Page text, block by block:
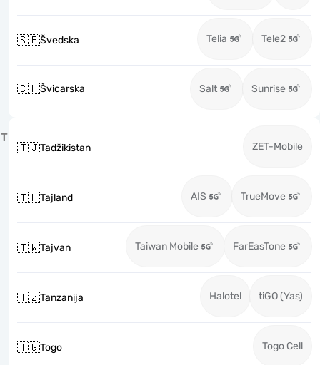
🇸🇪Švedska Telia Tele2
🇨🇭Švicarska Salt Sunrise
T
🇹🇯Tadžikistan ZET-Mobile
🇹🇭Tajland AIS TrueMove
🇹🇼Tajvan Taiwan Mobile FarEasTone
🇹🇿Tanzanija Halotel tiGO (Yas)
🇹🇬Togo Togo Cell